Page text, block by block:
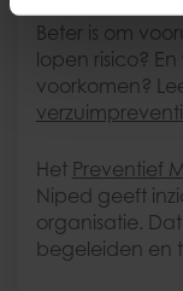
Beter is om
lopen risico?
voorkomen?
Het Preventief
Niped geeft
organisatie.
begeleiden en